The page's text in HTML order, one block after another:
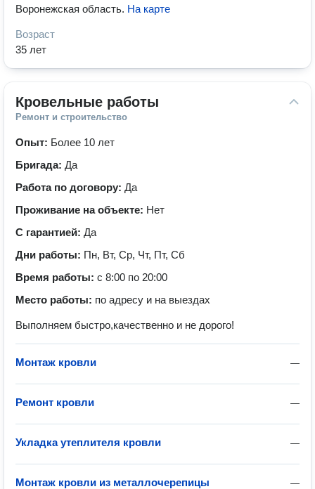
Воронежская область. На карте
Возраст
35 лет
Кровельные работы
Ремонт и строительство
Опыт: Более 10 лет
Бригада: Да
Работа по договору: Да
Проживание на объекте: Нет
С гарантией: Да
Дни работы: Пн, Вт, Ср, Чт, Пт, Сб
Время работы: с 8:00 по 20:00
Место работы: по адресу и на выездах
Выполняем быстро,качественно и не дорого!
—
Монтаж кровли
—
Ремонт кровли
—
Укладка утеплителя кровли
—
Монтаж кровли из металлочерепицы